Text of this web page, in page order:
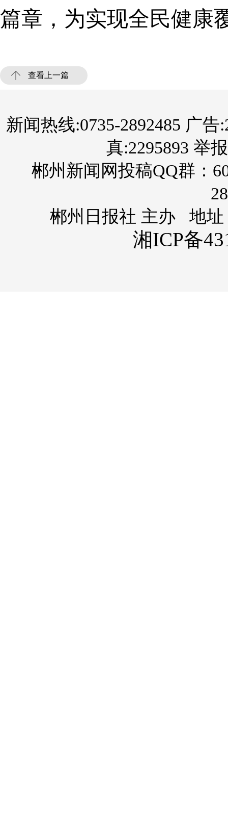
篇章，为实现全民健康
查看上一篇
新闻热线:0735-2892485 广告
真:2295893 举
郴州新闻网投稿QQ群：
郴州日报社 主办 地址
湘ICP备